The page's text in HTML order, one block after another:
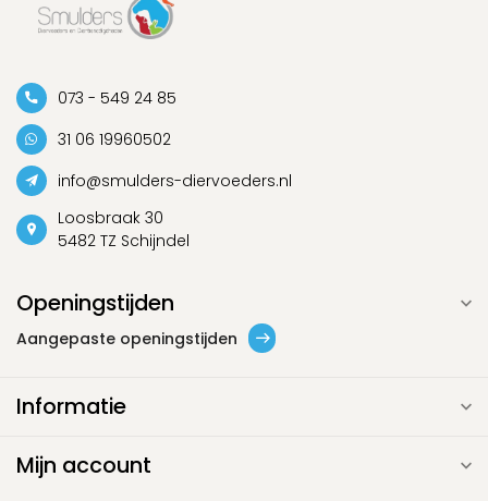
073 - 549 24 85
31 06 19960502
info@smulders-diervoeders.nl
Loosbraak 30
5482 TZ Schijndel
Openingstijden
Aangepaste openingstijden
Informatie
Mijn account